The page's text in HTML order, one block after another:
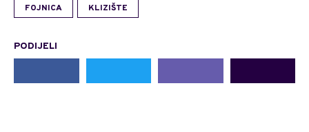
FOJNICA KLIZIŠTE
PODIJELI